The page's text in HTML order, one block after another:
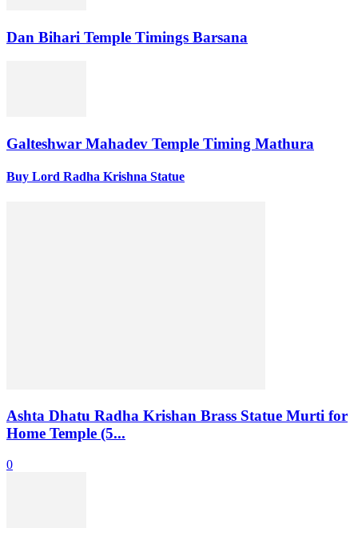
Dan Bihari Temple Timings Barsana
Galteshwar Mahadev Temple Timing Mathura
Buy Lord Radha Krishna Statue
Ashta Dhatu Radha Krishan Brass Statue Murti for
Home Temple (5...
0